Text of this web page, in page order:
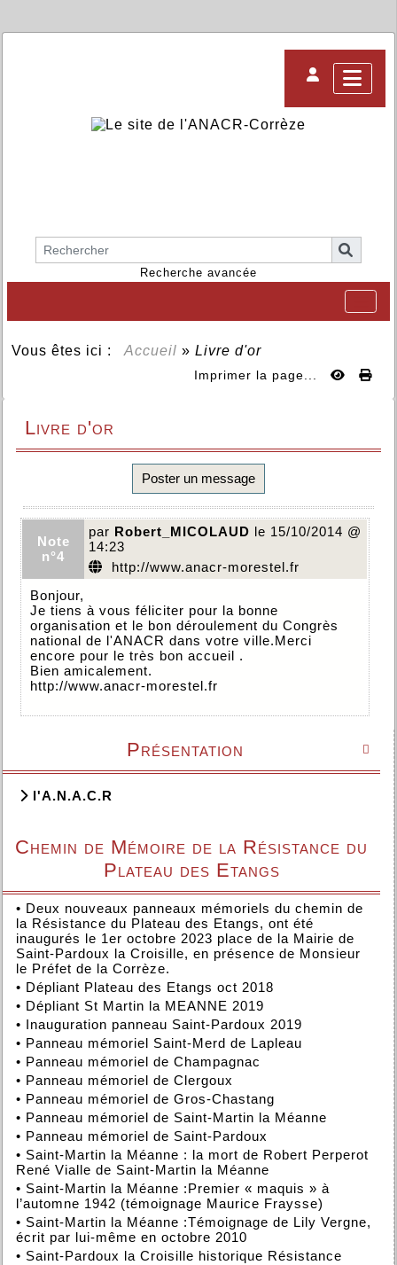
Recherche avancée
Vous êtes ici : Accueil » Livre d'or
Imprimer la page...

Présentation
l'A.N.A.C.R
Chemin de Mémoire de la Résistance du
Plateau des Etangs
• Deux nouveaux panneaux mémoriels du chemin de
la Résistance du Plateau des Etangs, ont été
inaugurés le 1er octobre 2023 place de la Mairie de
Saint-Pardoux la Croisille, en présence de Monsieur
le Préfet de la Corrèze.
• Dépliant Plateau des Etangs oct 2018
• Dépliant St Martin la MEANNE 2019
• Inauguration panneau Saint-Pardoux 2019
• Panneau mémoriel Saint-Merd de Lapleau
• Panneau mémoriel de Champagnac
• Panneau mémoriel de Clergoux
• Panneau mémoriel de Gros-Chastang
• Panneau mémoriel de Saint-Martin la Méanne
• Panneau mémoriel de Saint-Pardoux
• Saint-Martin la Méanne : la mort de Robert Perperot
René Vialle de Saint-Martin la Méanne
• Saint-Martin la Méanne :Premier « maquis » à
l’automne 1942 (témoignage Maurice Fraysse)
• Saint-Martin la Méanne :Témoignage de Lily Vergne,
écrit par lui-même en octobre 2010
• Saint-Pardoux la Croisille historique Résistance
Livre d'or
Poster un message
Note
n°4
par Robert_MICOLAUD le 15/10/2014 @
14:23
http://www.anacr-morestel.fr
Bonjour,
Je tiens à vous féliciter pour la bonne
organisation et le bon déroulement du Congrès
national de l'ANACR dans votre ville.Merci
encore pour le très bon accueil .
Bien amicalement.
http://www.anacr-morestel.fr